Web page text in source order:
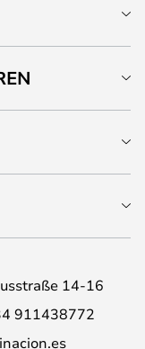
14-16
911438772